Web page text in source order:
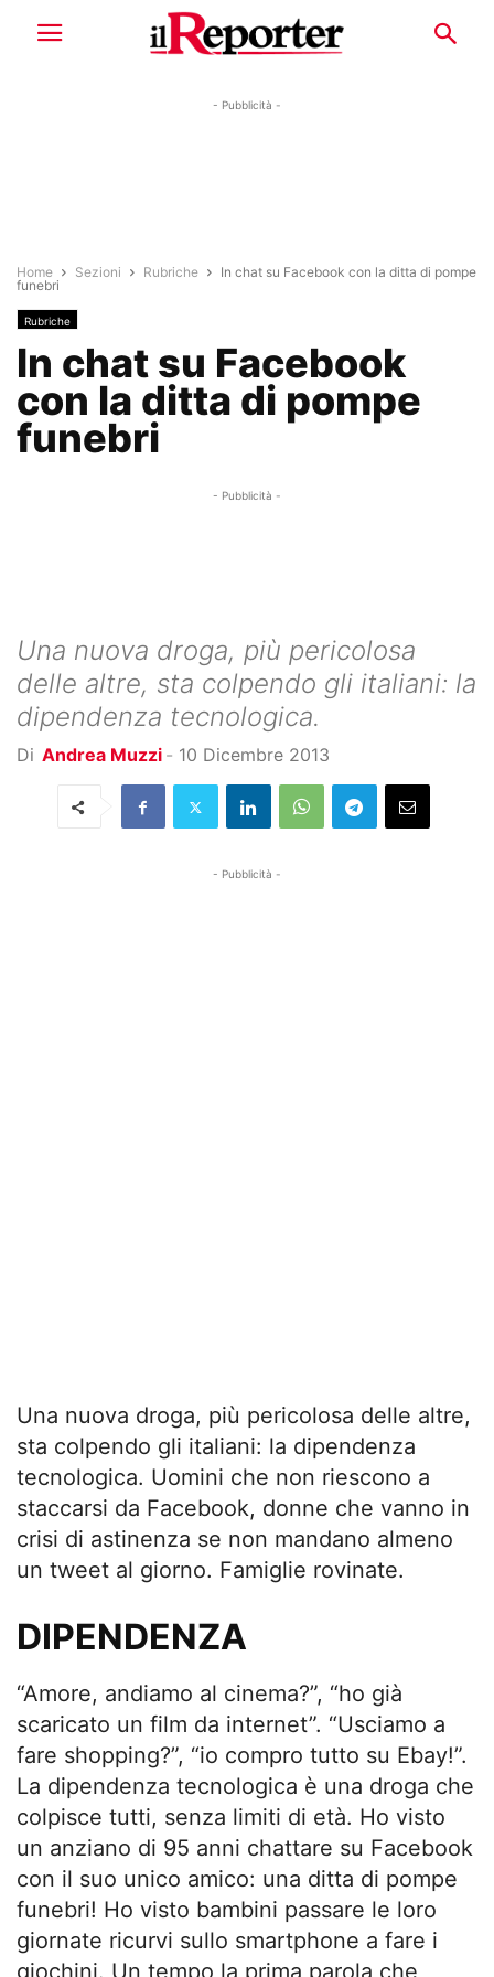
- Pubblicità -
Home Sezioni Rubriche
In chat su Facebook con la ditta di pompe
funebri
Rubriche
In chat su Facebook
con la ditta di pompe
funebri
- Pubblicità -
Una nuova droga, più pericolosa
delle altre, sta colpendo gli italiani: la
dipendenza tecnologica.
Di Andrea Muzzi - 10 Dicembre 2013
- Pubblicità -
Una nuova droga, più pericolosa delle altre,
sta colpendo gli italiani: la dipendenza
tecnologica. Uomini che non riescono a
staccarsi da Facebook, donne che vanno in
crisi di astinenza se non mandano almeno
un tweet al giorno. Famiglie rovinate.
DIPENDENZA
“Amore, andiamo al cinema?”, “ho già
scaricato un film da internet”. “Usciamo a
fare shopping?”, “io compro tutto su Ebay!”.
La dipendenza tecnologica è una droga che
colpisce tutti, senza limiti di età. Ho visto
un anziano di 95 anni chattare su Facebook
con il suo unico amico: una ditta di pompe
funebri! Ho visto bambini passare le loro
giornate ricurvi sullo smartphone a fare i
giochini. Un tempo la prima parola che